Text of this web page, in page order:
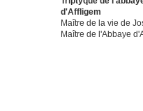
d'Affligem
Maître de la vie de
Maître de l'Abbaye